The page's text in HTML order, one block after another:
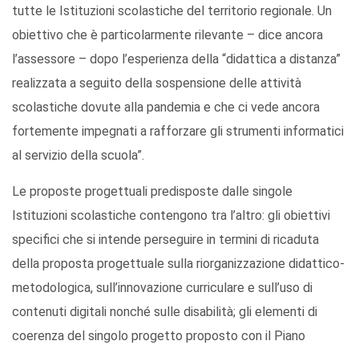
tutte le Istituzioni scolastiche del territorio regionale. Un
obiettivo che è particolarmente rilevante – dice ancora
l’assessore – dopo l’esperienza della “didattica a distanza”
realizzata a seguito della sospensione delle attività
scolastiche dovute alla pandemia e che ci vede ancora
fortemente impegnati a rafforzare gli strumenti informatici
al servizio della scuola”.
Le proposte progettuali predisposte dalle singole
Istituzioni scolastiche contengono tra l’altro: gli obiettivi
specifici che si intende perseguire in termini di ricaduta
della proposta progettuale sulla riorganizzazione didattico-
metodologica, sull’innovazione curriculare e sull’uso di
contenuti digitali nonché sulle disabilità; gli elementi di
coerenza del singolo progetto proposto con il Piano